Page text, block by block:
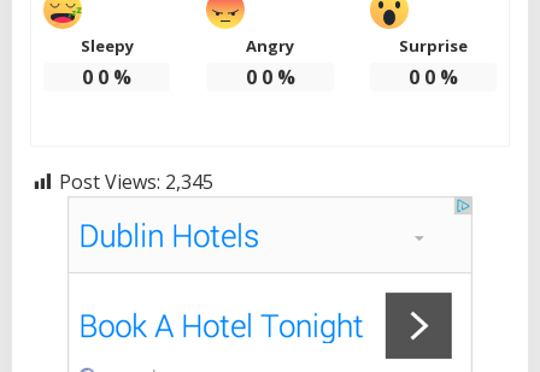
Sleepy
0 0 %
Angry
0 0%
Surprise
0 0%
Post Views: 2,345